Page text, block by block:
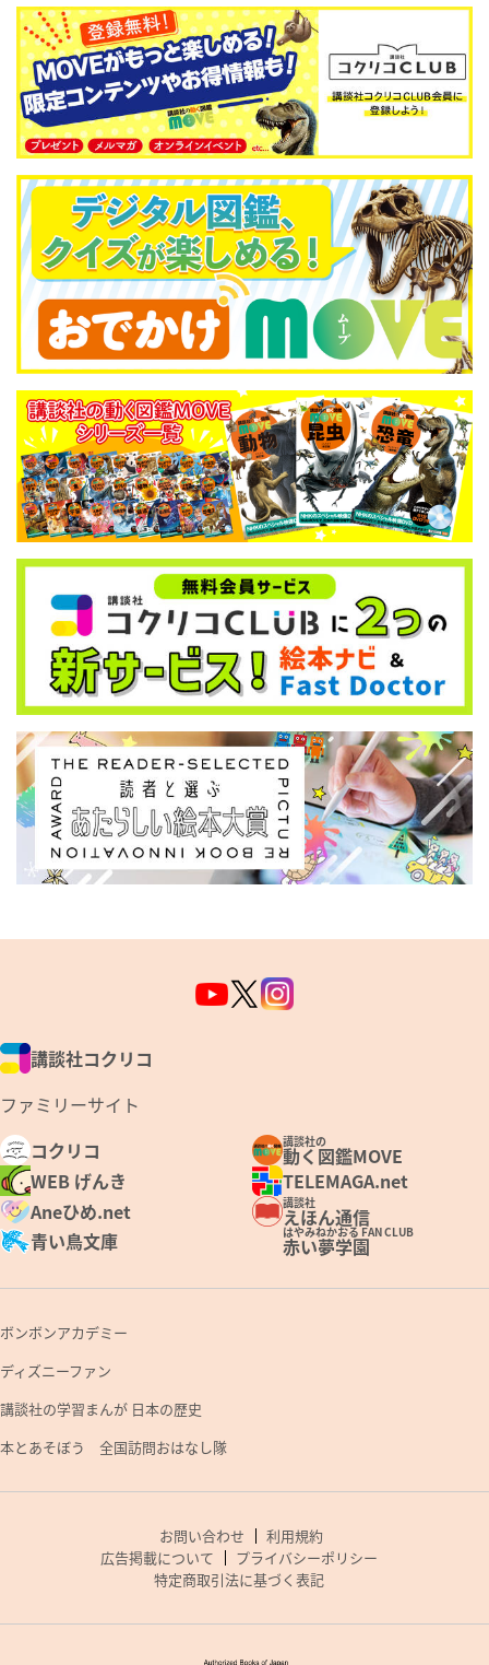
講談社コクリコ
ファミリーサイト
コクリコ
講談社の
動く図鑑MOVE
WEB げんき
TELEMAGA.net
Aneひめ.net
講談社
えほん通信
青い鳥文庫
はやみねかおる FAN CLUB
赤い夢学園
ボンボンアカデミー
ディズニーファン
講談社の学習まんが 日本の歴史
本とあそぼう 全国訪問おはなし隊
お問い合わせ
利用規約
広告掲載について
プライバシーポリシー
特定商取引法に基づく表記